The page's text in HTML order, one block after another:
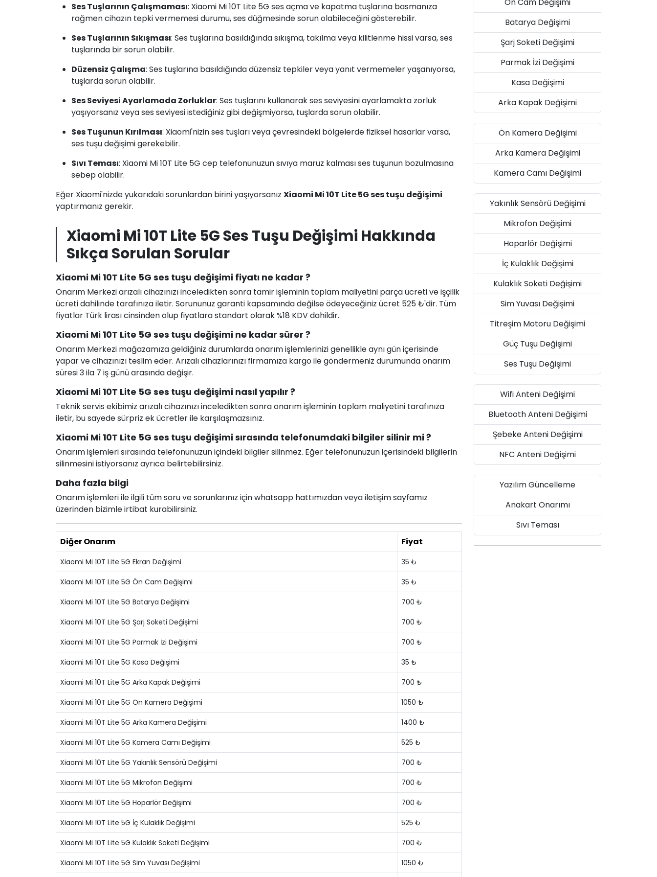
Ses Tuşlarının Çalışmaması: Xiaomi Mi 10T Lite 5G ses açma ve kapatma tuşlarına basmanıza
rağmen cihazın tepki vermemesi durumu, ses düğmesinde sorun olabileceğini gösterebilir.
Ses Tuşlarının Sıkışması: Ses tuşlarına basıldığında sıkışma, takılma veya kilitlenme hissi varsa, ses
tuşlarında bir sorun olabilir.
Düzensiz Çalışma: Ses tuşlarına basıldığında düzensiz tepkiler veya yanıt vermemeler yaşanıyorsa,
tuşlarda sorun olabilir.
Ses Seviyesi Ayarlamada Zorluklar: Ses tuşlarını kullanarak ses seviyesini ayarlamakta zorluk
yaşıyorsanız veya ses seviyesi istediğiniz gibi değişmiyorsa, tuşlarda sorun olabilir.
Ses Tuşunun Kırılması: Xiaomi'nizin ses tuşları veya çevresindeki bölgelerde fiziksel hasarlar varsa,
ses tuşu değişimi gerekebilir.
Sıvı Teması: Xiaomi Mi 10T Lite 5G cep telefonunuzun sıvıya maruz kalması ses tuşunun bozulmasına
sebep olabilir.
Eğer Xiaomi'nizde yukarıdaki sorunlardan birini yaşıyorsanız Xiaomi Mi 10T Lite 5G ses tuşu değişimi
yaptırmanız gerekir.
Xiaomi Mi 10T Lite 5G Ses Tuşu Değişimi Hakkında
Sıkça Sorulan Sorular
Xiaomi Mi 10T Lite 5G ses tuşu değişimi fiyatı ne kadar ?
Onarım Merkezi arızalı cihazınızı inceledikten sonra tamir işleminin toplam maliyetini parça ücreti ve işçilik
ücreti dahilinde tarafınıza iletir. Sorununuz garanti kapsamında değilse ödeyeceğiniz ücret 525 ₺'dir. Tüm
fiyatlar Türk lirası cinsinden olup fiyatlara standart olarak %18 KDV dahildir.
Xiaomi Mi 10T Lite 5G ses tuşu değişimi ne kadar sürer ?
Onarım Merkezi mağazamıza geldiğiniz durumlarda onarım işlemlerinizi genellikle aynı gün içerisinde
yapar ve cihazınızı teslim eder. Arızalı cihazlarınızı firmamıza kargo ile göndermeniz durumunda onarım
süresi 3 ila 7 iş günü arasında değişir.
Xiaomi Mi 10T Lite 5G ses tuşu değişimi nasıl yapılır ?
Teknik servis ekibimiz arızalı cihazınızı inceledikten sonra onarım işleminin toplam maliyetini tarafınıza
iletir, bu sayede sürpriz ek ücretler ile karşılaşmazsınız.
Xiaomi Mi 10T Lite 5G ses tuşu değişimi sırasında telefonumdaki bilgiler silinir mi ?
Onarım işlemleri sırasında telefonunuzun içindeki bilgiler silinmez. Eğer telefonunuzun içerisindeki bilgilerin
silinmesini istiyorsanız ayrıca belirtebilirsiniz.
Daha fazla bilgi
Onarım işlemleri ile ilgili tüm soru ve sorunlarınız için whatsapp hattımızdan veya iletişim sayfamız
üzerinden bizimle irtibat kurabilirsiniz.
Diğer Onarım Fiyat
Xiaomi Mi 10T Lite 5G Ekran Değişimi 35 ₺
Xiaomi Mi 10T Lite 5G Ön Cam Değişimi 35 ₺
Xiaomi Mi 10T Lite 5G Batarya Değişimi 700 ₺
Xiaomi Mi 10T Lite 5G Şarj Soketi Değişimi 700 ₺
Xiaomi Mi 10T Lite 5G Parmak İzi Değişimi 700 ₺
Xiaomi Mi 10T Lite 5G Kasa Değişimi 35 ₺
Xiaomi Mi 10T Lite 5G Arka Kapak Değişimi 700 ₺
Xiaomi Mi 10T Lite 5G Ön Kamera Değişimi 1050 ₺
Xiaomi Mi 10T Lite 5G Arka Kamera Değişimi 1400 ₺
Xiaomi Mi 10T Lite 5G Kamera Camı Değişimi 525 ₺
Xiaomi Mi 10T Lite 5G Yakınlık Sensörü Değişimi 700 ₺
Xiaomi Mi 10T Lite 5G Mikrofon Değişimi 700 ₺
Xiaomi Mi 10T Lite 5G Hoparlör Değişimi 700 ₺
Xiaomi Mi 10T Lite 5G İç Kulaklık Değişimi 525 ₺
Xiaomi Mi 10T Lite 5G Kulaklık Soketi Değişimi 700 ₺
Xiaomi Mi 10T Lite 5G Sim Yuvası Değişimi 1050 ₺
Batarya Değişimi
Şarj Soketi Değişimi
Parmak İzi Değişimi
Kasa Değişimi
Arka Kapak Değişimi
Ön Kamera Değişimi
Arka Kamera Değişimi
Kamera Camı Değişimi
Yakınlık Sensörü Değişimi
Mikrofon Değişimi
Hoparlör Değişimi
İç Kulaklık Değişimi
Kulaklık Soketi Değişimi
Sim Yuvası Değişimi
Titreşim Motoru Değişimi
Güç Tuşu Değişimi
Ses Tuşu Değişimi
Wifi Anteni Değişimi
Bluetooth Anteni Değişimi
Şebeke Anteni Değişimi
NFC Anteni Değişimi
Yazılım Güncelleme
Anakart Onarımı
Sıvı Teması